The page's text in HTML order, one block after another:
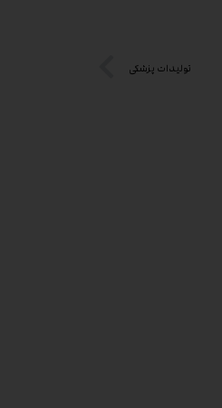
تولیدات پزشکی